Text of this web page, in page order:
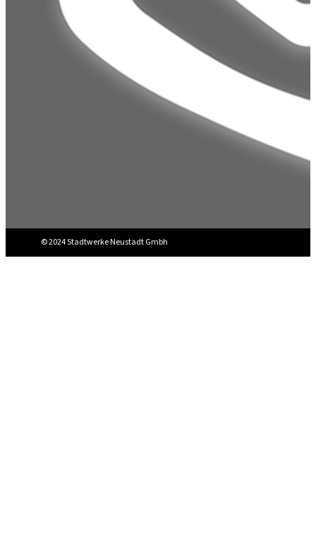
© 2024 Stadtwerke Neustadt Gmbh